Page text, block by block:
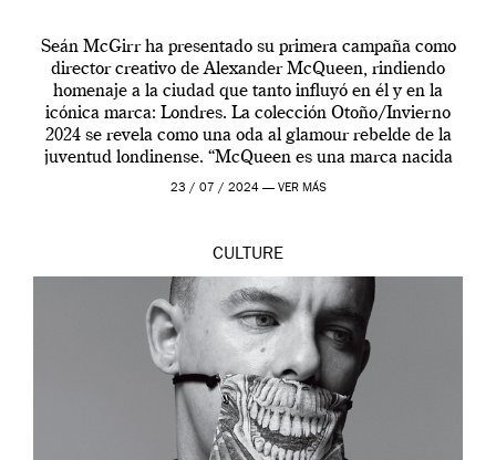
Seán McGirr ha presentado su primera campaña como
director creativo de Alexander McQueen, rindiendo
homenaje a la ciudad que tanto influyó en él y en la
icónica marca: Londres. La colección Otoño/Invierno
2024 se revela como una oda al glamour rebelde de la
juventud londinense. “McQueen es una marca nacida
en Londres y siempre ha […]
23 / 07 / 2024 — VER MÁS
CULTURE